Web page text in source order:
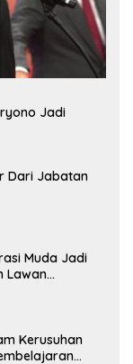
Jadi
Dari Jabatan
Muda Jadi
Lawan
Kerusuhan